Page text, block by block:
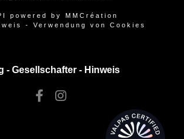
powered by MMCréation
- Verwendung von Cookies
- Gesellschafter- Hinweis